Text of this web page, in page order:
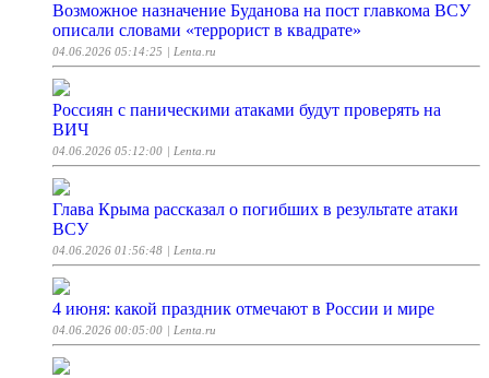
Возможное назначение Буданова на пост главкома ВСУ
описали словами «террорист в квадрате»
04.06.2026 05:14:25 | Lenta.ru
Россиян с паническими атаками будут проверять на
ВИЧ
04.06.2026 05:12:00 | Lenta.ru
Глава Крыма рассказал о погибших в результате атаки
ВСУ
04.06.2026 01:56:48 | Lenta.ru
4 июня: какой праздник отмечают в России и мире
04.06.2026 00:05:00 | Lenta.ru